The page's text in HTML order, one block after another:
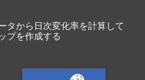
タから日次変化率を計算して
プを作成する